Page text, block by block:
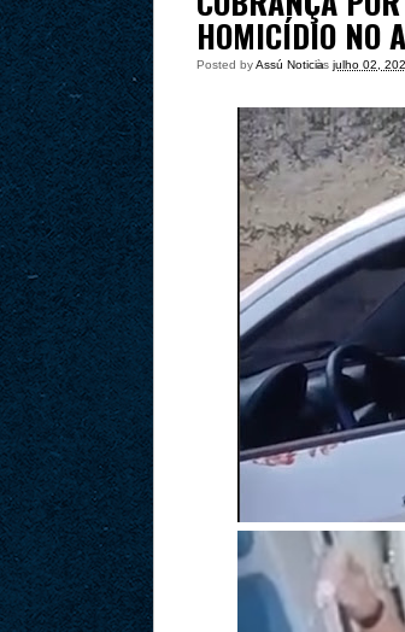
HOMICÍDIO NO
Posted byAssú Noticia
às julho 02,